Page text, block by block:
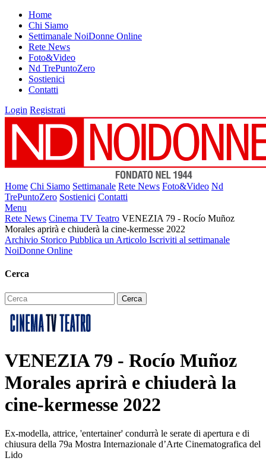
Home
Chi Siamo
Settimanale NoiDonne Online
Rete News
Foto&Video
Nd TrePuntoZero
Sostienici
Contatti
Login Registrati
Home Chi Siamo Settimanale Rete News Foto&Video Nd
TrePuntoZero Sostienici Contatti
Menu
Rete News Cinema TV Teatro VENEZIA 79 - Rocío Muñoz
Morales aprirà e chiuderà la cine-kermesse 2022
Archivio Storico Pubblica un Articolo Iscriviti al settimanale
NoiDonne Online
Cerca
VENEZIA 79 - Rocío Muñoz
Morales aprirà e chiuderà la
cine-kermesse 2022
Ex-modella, attrice, 'entertainer' condurrà le serate di apertura e di
chiusura della 79a Mostra Internazionale d’Arte Cinematografica del
Lido